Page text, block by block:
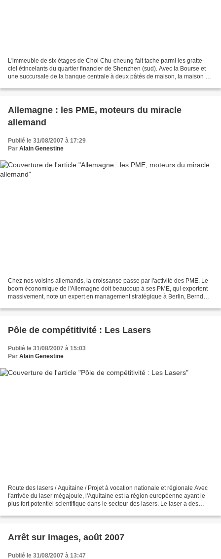
L'immeuble de six étages de Choi Chu-cheung fait tache parmi les gratte-
ciel étincelants du quartier financier de Shenzhen (sud). Avec la Bourse et
une succursale de la banque centrale à deux pâtés de maison, la maison de
Allemagne : les PME, moteurs du miracle
allemand
Publié le 31/08/2007 à 17:29
Par Alain Genestine
Chez nos voisins allemands, la croissanse passe par l'activité des PME. Le
boom économique de l'Allemagne doit beaucoup à ses PME, qui exportent
massivement, note un expert en management stratégique à Berlin, Bernd
Pôle de compétitivité : Les Lasers
Publié le 31/08/2007 à 15:03
Par Alain Genestine
Route des lasers / Aquitaine / Projet à vocation nationale et régionale Avec
l'arrivée du laser mégajoule, l'Aquitaine est la région européenne ayant le
plus fort potentiel scientifique dans le secteur des lasers. Le laser a des
Arrêt sur images, août 2007
Publié le 31/08/2007 à 13:47